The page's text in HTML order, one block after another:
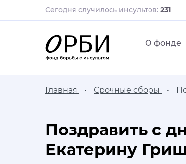
Сегодня случилось инсультов: 231
О фонде
Главная Срочные сборы
Поздравить с
Екатерину